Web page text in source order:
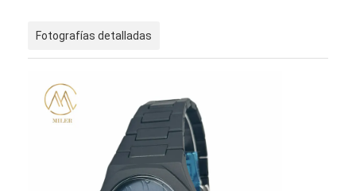
Sobre nosotros
Control de calidad
Fotografías detalladas